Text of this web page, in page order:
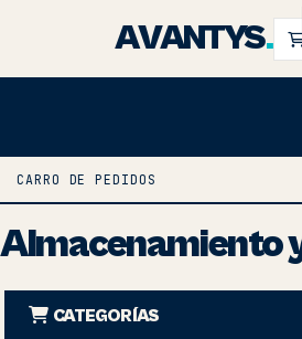
AVANTYS.
CARRO DE PEDIDOS
Almacenamiento
CATEGORÍAS